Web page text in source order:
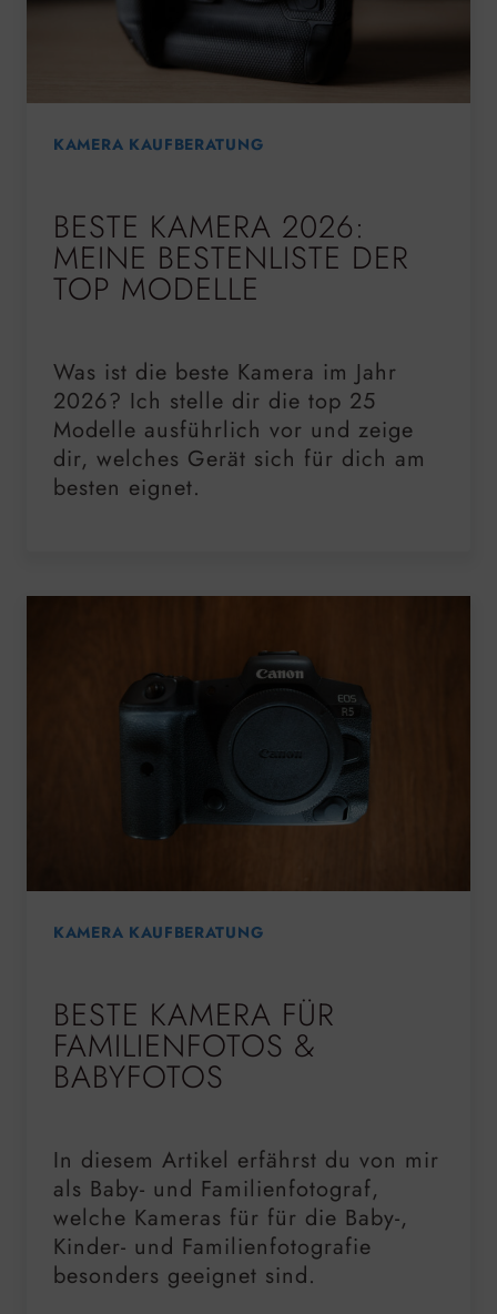
KAMERA KAUFBERATUNG
BESTE KAMERA 2026:
MEINE BESTENLISTE DER
TOP MODELLE
Was ist die beste Kamera im Jahr
2026? Ich stelle dir die top 25
Modelle ausführlich vor und zeige
dir, welches Gerät sich für dich am
besten eignet.
KAMERA KAUFBERATUNG
BESTE KAMERA FÜR
FAMILIENFOTOS &
BABYFOTOS
In diesem Artikel erfährst du von mir
als Baby- und Familienfotograf,
welche Kameras für für die Baby-,
Kinder- und Familienfotografie
besonders geeignet sind.